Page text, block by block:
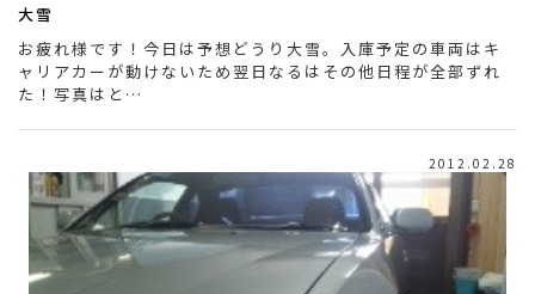
大雪
お疲れ様です！今日は予想どうり大雪。入庫予定の車両はキ
ャリアカーが動けないため翌日なるはその他日程が全部ずれ
た！写真はと…
2012.02.28